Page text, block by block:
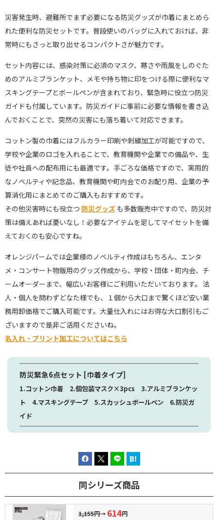
災害発生時、避難所でまず必要になる防災グッズが巾着にまとめら
れた便利な防災セットです。普段使いのバッグに入れておけば、非
常時にもさっと取り出せるコンパクトさが魅力です。
セット内容には、感染対策に必須のマスク、寒さや雨風をしのぐた
めのアルミブランケット、メモや持ち物に印をつける際に便利なマ
スキングテープとボールペンが含まれており、緊急時に役立つ防災
ガイドも付属しています。防災ガイドに事前に必要な情報を書き込
んでおくことで、突然の災害にも落ち着いて対応できます。
コットン製の巾着にはフルカラー印刷や刺繍加工が可能ですので、
学校や企業のロゴを入れることで、教育機関や企業での備品や、生
徒や社員への配布用にも最適です。手ごろな価格ですので、実用的
なノベルティや記念品、教育機関や町内会でのお配り用、企業の予
算消化用にまとめてのご購入もおすすめです。
その他災害時にも役立つ 防災グッズ も多数販売中ですので、防災対
策は備えあれば憂いなし！必要なアイテムを足してマイセットを備
えておくのも安心ですね。
オレンジパームでは企業様のノベルティ作成はもちろん、エンタ
メ・コンサート物販用のグッズ作成から、学校・団体・町内会、チ
ームオーダーまで、幅広いお客様にご利用いただいております。 法
人・個人を問わずどなた様でも、１個から大口まで驚くほど安い業
務用卸価格でご購入可能です。大量仕入れにはお得な大口割引もご
ざいますので是非ご活用くださいね。
名入れ・プリント加工についてはこちら
防災緊急6点セット [巾着タイプ]
1.コットン巾着 2.個包装マスク×3pcs 3.アルミブランケッ
ト 4.マスキングテープ 5.スカッシュボールペン 6.防災ガ
イド
同シリーズ商品
1,155円→ 614円